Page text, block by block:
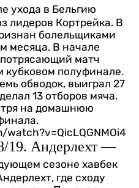
ухода в Бельгию
лидеров Кортрейка. В
болельщиками
месяца. В начале
матч
кубковом полуфинале.
обводок, выиграл 27
13 отборов мяча.
на домашнюю
19. Андерлехт —
сезоне хавбек
где сходу